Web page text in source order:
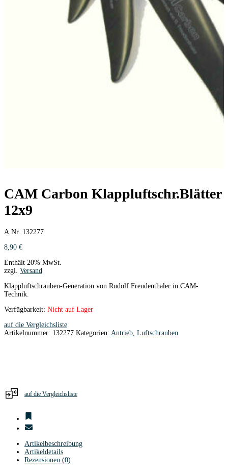
CAM Carbon Klappluftschr.Blätter
12x9
A.Nr. 132277
8,90 €
Enthält 20% MwSt.
zzgl. Versand
Klappluftschrauben-Generation von Rudolf Freudenthaler in CAM-
Technik.
Verfügbarkeit: Nicht auf Lager
auf die Vergleichsliste
Artikelnummer: 132277 Kategorien: Antrieb Luftschrauben
auf die Vergleichsliste
Artikelbeschreibung
Artikeldetails
Rezensionen (0)